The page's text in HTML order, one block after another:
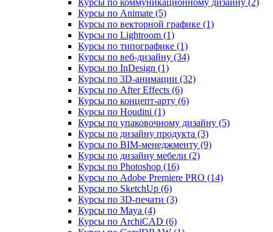
Курсы по коммуникационному дизайну (2)
Курсы по Animate (5)
Курсы по векторной графике (1)
Курсы по Lightroom (1)
Курсы по типографике (1)
Курсы по веб‑дизайну (34)
Курсы по InDesign (1)
Курсы по 3D‑анимации (32)
Курсы по After Effects (6)
Курсы по концепт‑арту (6)
Курсы по Houdini (1)
Курсы по упаковочному дизайну (5)
Курсы по дизайну продукта (3)
Курсы по BIM‑менеджменту (9)
Курсы по дизайну мебели (2)
Курсы по Photoshop (16)
Курсы по Adobe Premiere PRO (14)
Курсы по SketchUp (6)
Курсы по 3D-печати (3)
Курсы по Maya (4)
Курсы по ArchiCAD (6)